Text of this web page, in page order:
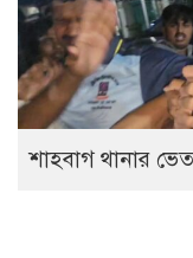
শাহবাগ থানার